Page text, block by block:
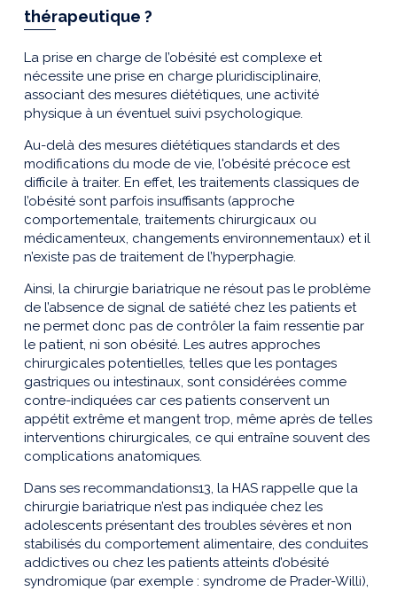
thérapeutique ?
La prise en charge de l’obésité est complexe et
nécessite une prise en charge pluridisciplinaire,
associant des mesures diététiques, une activité
physique à un éventuel suivi psychologique.
Au-delà des mesures diététiques standards et des
modifications du mode de vie, l'obésité précoce est
difficile à traiter. En effet, les traitements classiques de
l’obésité sont parfois insuffisants (approche
comportementale, traitements chirurgicaux ou
médicamenteux, changements environnementaux) et il
n’existe pas de traitement de l’hyperphagie.
Ainsi, la chirurgie bariatrique ne résout pas le problème
de l’absence de signal de satiété chez les patients et
ne permet donc pas de contrôler la faim ressentie par
le patient, ni son obésité. Les autres approches
chirurgicales potentielles, telles que les pontages
gastriques ou intestinaux, sont considérées comme
contre-indiquées car ces patients conservent un
appétit extrême et mangent trop, même après de telles
interventions chirurgicales, ce qui entraîne souvent des
complications anatomiques.
Dans ses recommandations13, la HAS rappelle que la
chirurgie bariatrique n’est pas indiquée chez les
adolescents présentant des troubles sévères et non
stabilisés du comportement alimentaire, des conduites
addictives ou chez les patients atteints d’obésité
syndromique (par exemple : syndrome de Prader-Willi),